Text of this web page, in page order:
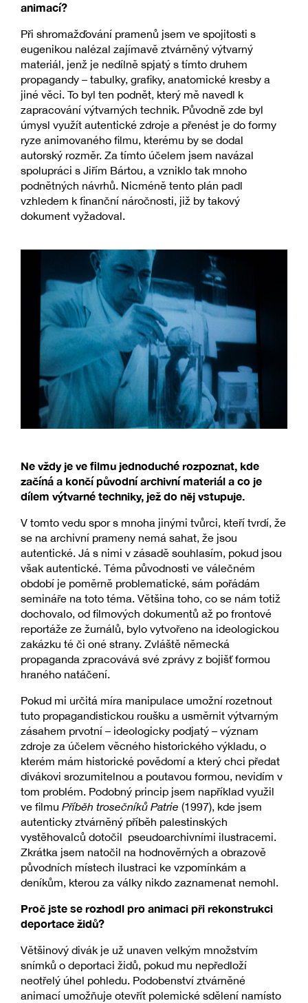
animací?
Při shromažďování pramenů jsem ve spojitosti s
eugenikou nalézal zajímavě ztvárněný výtvarný
materiál, jenž je nedílně spjatý s tímto druhem
propagandy – tabulky, grafiky, anatomické kresby a
jiné věci. To byl ten podnět, který mě navedl k
zapracování výtvarných technik. Původně zde byl
úmysl využít autentické zdroje a přenést je do formy
ryze animovaného filmu, kterému by se dodal
autorský rozměr. Za tímto účelem jsem navázal
spolupráci s Jiřím Bártou, a vzniklo tak mnoho
podnětných návrhů. Nicméně tento plán padl
vzhledem k finanční náročnosti, již by takový
dokument vyžadoval.
Ne vždy je ve filmu jednoduché rozpoznat, kde
začíná a končí původní archivní materiál a co je
dílem výtvarné techniky, jež do něj vstupuje.
V tomto vedu spor s mnoha jinými tvůrci, kteří tvrdí, že
se na archivní prameny nemá sahat, že jsou
autentické. Já s nimi v zásadě souhlasím, pokud jsou
však autentické. Téma původnosti ve válečném
období je poměrně problematické, sám pořádám
semináře na toto téma. Většina toho, co se nám totiž
dochovalo, od filmových dokumentů až po frontové
reportáže ze žurnálů, bylo vytvořeno na ideologickou
zakázku té či oné strany. Zvláště německá
propaganda zpracovává své zprávy z bojišť formou
hraného natáčení.
Pokud mi určitá míra manipulace umožní rozetnout
tuto propagandistickou roušku a usměrnit výtvarným
zásahem prvotní – ideologicky podjatý – význam
zdroje za účelem věcného historického výkladu, o
kterém mám historické povědomí a který chci předat
divákovi srozumitelnou a poutavou formou, nevidím v
tom problém. Podobný princip jsem například využil
ve filmu Příběh trosečníků Patrie (1997), kde jsem
autenticky ztvárněný příběh palestinských
vystěhovalců dotočil pseudoarchivními ilustracemi.
Zkrátka jsem natočil na hodnověrných a obrazově
původních místech ilustraci ke vzpomínkám a
deníkům, kterou za války nikdo zaznamenat nemohl.
Proč jste se rozhodl pro animaci při rekonstrukci
deportace židů?
Většinový divák je už unaven velkým množstvím
snímků o deportaci židů, pokud mu nepředloží
neotřelý úhel pohledu. Podobenství ztvárněné
animací umožňuje otevřít polemické sdělení namísto